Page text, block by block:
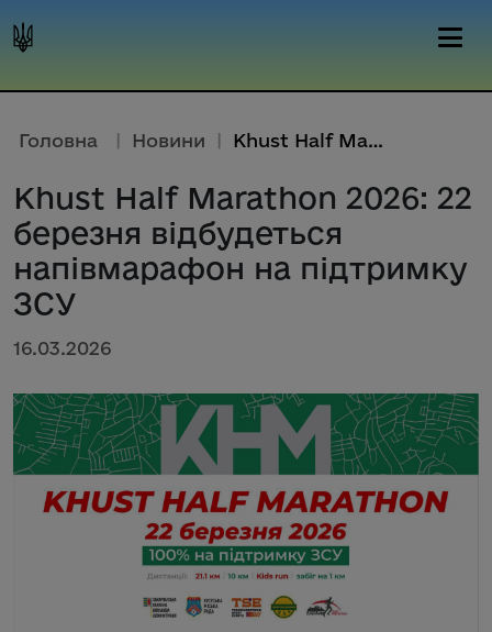
Головна | Новини | Khust Half Marathon 2026: 22 б...
Khust Half Marathon 2026: 22
березня відбудеться
напівмарафон на підтримку
ЗСУ
16.03.2026